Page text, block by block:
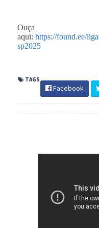
Ouça
aqui: https://found.ee/
sp2025
TAGS
Facebook